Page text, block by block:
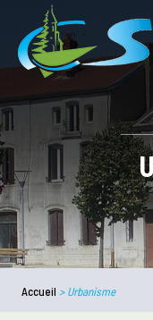
Accueil >Urbanisme